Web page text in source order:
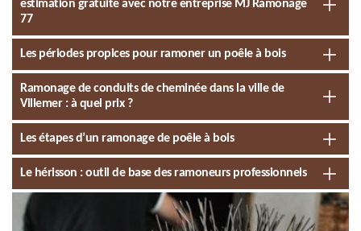
estimation gratuite avec notre entreprise MJ Ramonage
77
Les périodes propices pour ramoner un poêle à bois
Ramonage de conduits de cheminée dans la ville de
Villemer : à quel prix ?
Les étapes d’un ramonage de poêle à bois
Le hérisson : outil de base des ramoneurs professionnels